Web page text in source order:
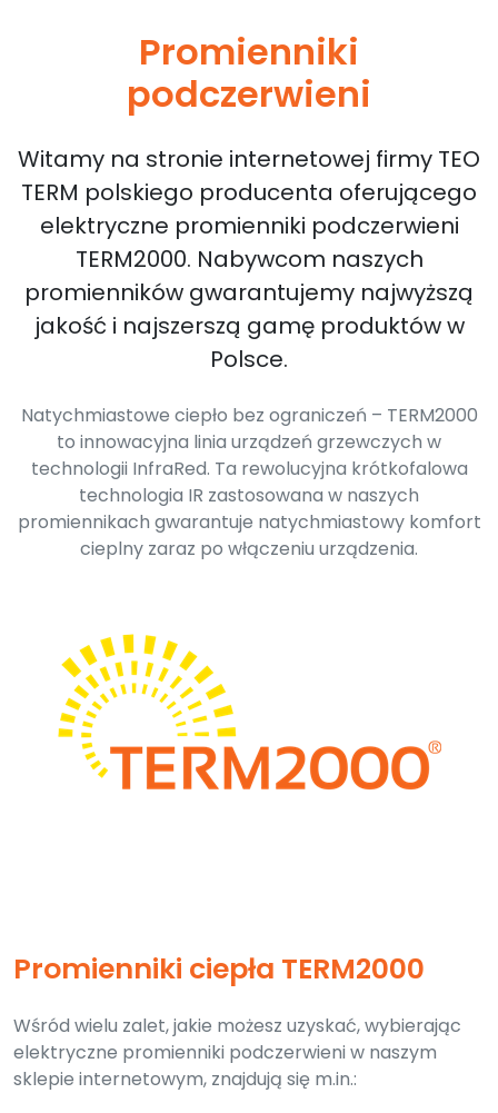
Promienniki
podczerwieni
Witamy na stronie internetowej firmy TEO
TERM polskiego producenta oferującego
elektryczne promienniki podczerwieni
TERM2000. Nabywcom naszych
promienników gwarantujemy najwyższą
jakość i najszerszą gamę produktów w
Polsce.
Natychmiastowe ciepło bez ograniczeń – TERM2000
to innowacyjna linia urządzeń grzewczych w
technologii InfraRed. Ta rewolucyjna krótkofalowa
technologia IR zastosowana w naszych
promiennikach gwarantuje natychmiastowy komfort
cieplny zaraz po włączeniu urządzenia.
Promienniki ciepła TERM2000
Wśród wielu zalet, jakie możesz uzyskać, wybierając
elektryczne promienniki podczerwieni w naszym
sklepie internetowym, znajdują się m.in.: